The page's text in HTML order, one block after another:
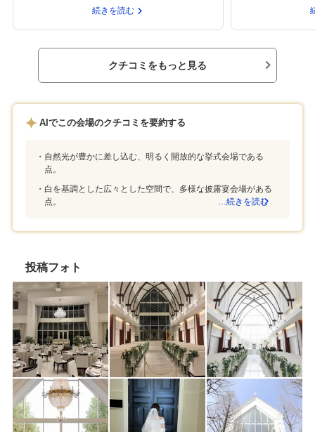
えしてもらえて、こちらも話しやすかった笑顔
らかじめ、例としてあげてもらえて分かりやす
かった自然光が入るところスタッフの対応素晴
らしい他の結婚式を挙げるグループと被らずに
自分たちに集中できるところ自分の理想の結婚
式に合っているかどうか知り合いが結婚式を挙
続きを読む
やりの姿勢が感
ャペル式で会場の
気を比較したかっ
クチコミをもっと見る
AIでこの会場のクチコミを要約する
自然光が豊かに差し込む、明るく開放的な挙式会場である
点。
白を基調とした広々とした空間で、多様な披露宴会場がある
点。
…続きを読む
投稿フォト